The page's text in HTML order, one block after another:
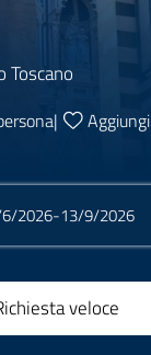
Toscano
| Aggiungi
2026-13/9/2026
veloce